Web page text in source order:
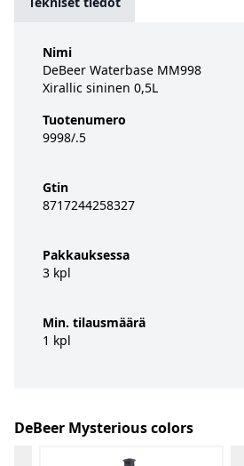
Nimi
DeBeer Waterbase MM998
Xirallic sininen 0,5L
Tuotenumero
9998/.5
Gtin
8717244258327
Pakkauksessa
3 kpl
Min. tilausmäärä
1 kpl
DeBeer Mysterious colors